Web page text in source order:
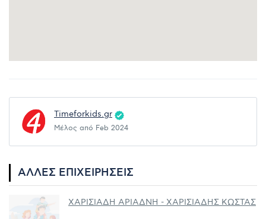
Timeforkids.gr
Μέλος από Feb 2024
ΆΛΛΕΣ ΕΠΙΧΕΙΡΉΣΕΙΣ
ΧΑΡΙΣΙΑΔΗ ΑΡΙΑΔΝΗ - ΧΑΡΙΣΙΑΔΗΣ ΚΩΣΤΑΣ